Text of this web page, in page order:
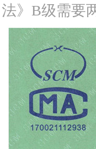
法》B级需要